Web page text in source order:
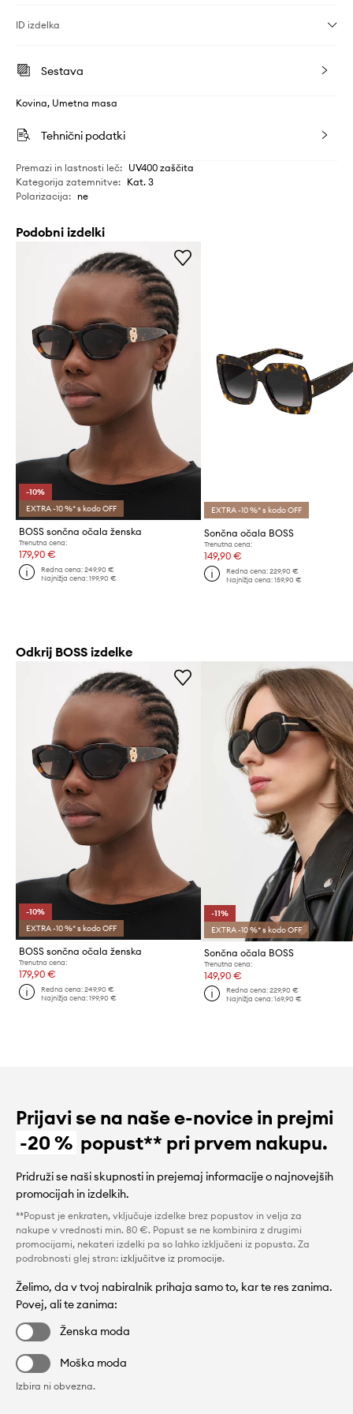
ID izdelka
Sestava
Kovina, Umetna masa
Tehnični podatki
Premazi in lastnosti leč: UV400 zaščita
Kategorija zatemnitve: Kat. 3
Polarizacija: ne
Podobni izdelki
-10%
EXTRA -10 %* s kodo OFF
BOSS sončna očala ženska
Trenutna cena:
179,90 €
Redna cena:249,90 €
Najnižja cena:199,90 €
EXTRA -10 %* s kodo OFF
Sončna očala BOSS
Trenutna cena:
149,90 €
Redna cena: 229,90 €
Najnižja cena: 159,90 €
Odkrij BOSS izdelke
-10%
EXTRA -10 %* s kodo OFF
BOSS sončna očala ženska
Trenutna cena:
179,90 €
Redna cena:249,90 €
Najnižja cena:199,90 €
-11%
EXTRA -10 %* s kodo OFF
Sončna očala BOSS
Trenutna cena:
149,90 €
Redna cena: 229,90 €
Najnižja cena: 169,90 €
Prijavi se na naše e-novice in prejmi
-20 % popust** pri prvem nakupu.
Pridruži se naši skupnosti in prejemaj informacije o najnovejših
promocijah in izdelkih.
**Popust je enkraten, vključuje izdelke brez popustov in velja za
nakupe v vrednosti min. 80 €. Popust se ne kombinira z drugimi
promocijami, nekateri izdelki pa so lahko izključeni iz popusta. Za
podrobnosti glej stran: izključitve iz promocije.
Želimo, da v tvoj nabiralnik prihaja samo to, kar te res zanima.
Povej, ali te zanima:
Ženska moda
Moška moda
Izbira ni obvezna.